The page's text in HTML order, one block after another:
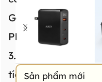
GaN
PD
3.1,
tíchSản phẩm mới